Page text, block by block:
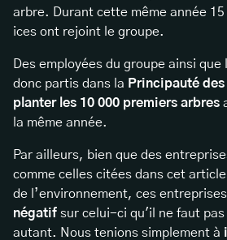
arbre. Durant cette même année
ices ont rejoint le groupe.
Des employées du groupe ainsi
donc partis dans la Principauté
planter les 10 000 premiers arbres
la même année.
Par ailleurs, bien que des
comme celles citées dans cet
de l’environnement, ces
négatif sur celui-ci qu'il ne faut pas
autant. Nous tenions simplement à